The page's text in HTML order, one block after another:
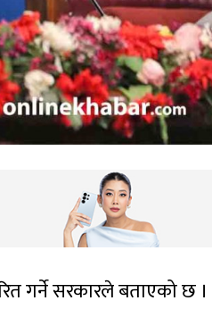
गर्ने सरकारले बताएको छ ।